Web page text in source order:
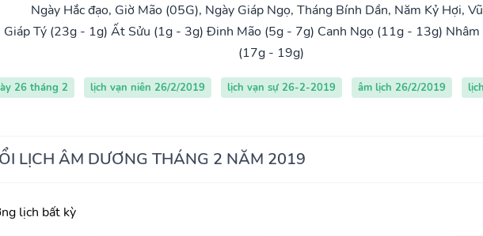
Ngày Hắc đạo, Giờ Mão (05G), Ngày Giáp Ngọ, Tháng Bính Dần, Năm Kỷ Hợi,
Giáp Tý (23g - 1g) Ất Sửu (1g - 3g) Đinh Mão (5g - 7g) Canh Ngọ (11g - 13g)
(17g - 19g)
26 tháng 2 lịch vạn niên 26/2/2019 lịch vạn sự 26-2-2019 âm lịch 26/2/2019
LỊCH ÂM DƯƠNG THÁNG 2 NĂM 2019
lịch bất kỳ